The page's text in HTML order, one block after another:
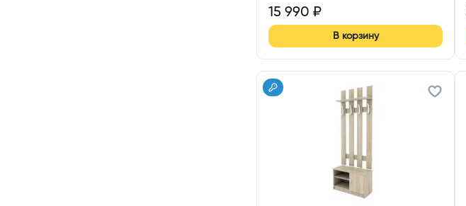
15 990 ₽
В корзину